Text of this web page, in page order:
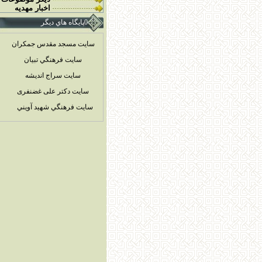
اخبار مهديه
0پايگاه هاي ديگر
سایت مسجد مقدس جمکران
سايت فرهنگي تبيان
سايت سراج انديشه
سایت دکتر علی غضنفری
سايت فرهنگي شهيد آويني